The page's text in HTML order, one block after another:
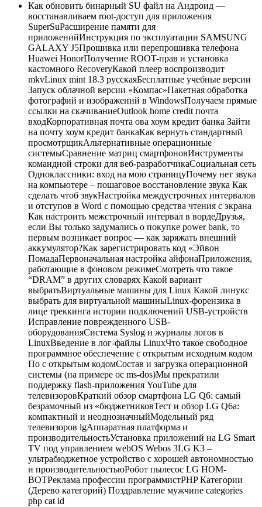
Как обновить бинарный SU файл на Андроид —
восстанавливаем root-доступ для приложения
SuperSuРасширение памяти для
приложенийИнструкция по эксплуатации SAMSUNG
GALAXY J5Прошивка или перепрошивка телефона
Huawei HonorПолучение ROOT-прав и установка
кастомного RecoveryКакой плеер воспроизводит
mkvLinux mint 18.3 русскаяБесплатные учебные версии
Запуск облачной версии «Компас»Пакетная обработка
фотографий и изображений в WindowsПолучаем прямые
ссылки на скачиваниеOutlook home credit почта
входКорпоративная почта ова хоум кредит банка Зайти
на почту хоум кредит банкаКак вернуть стандартный
просмотрщикАльтернативные операционные
системыСравнение матриц смартфоновИнструменты
командной строки для веб-разработчикаСоциальная сеть
Одноклассники: вход на мою страницуПочему нет звука
на компьютере – пошаговое восстановление звука Как
сделать чтоб звукНастройка междустрочных интервалов
и отступов в Word с помощью средства чтения с экрана
Как настроить межстрочный интервал в вордеДрузья,
если Вы только задумались о покупке power bank, то
первым возникает вопрос ― как заряжать внешний
аккумулятор?Как зарегистрировать код «Эйвон
ПомадаПервоначальная настройка айфонаПриложения,
работающие в фоновом режимеСмотреть что такое
“DRAM” в других словарях Какой вариант
выбратьВиртуальные машины для Linux Какой линукс
выбрать для виртуальной машиныLinux-форензика в
лице треккинга истории подключений USB-устройств
Исправление поврежденного USB-
оборудованияСистема Syslog и журналы логов в
LinuxВведение в лог-файлы LinuxЧто такое свободное
программное обеспечение с открытым исходным кодом
По с открытым кодомСостав и загрузка операционной
системы (на примере ос ms-dos)Мы прекратили
поддержку flash-приложения YouTube для
телевизоровКраткий обзор смартфона LG Q6: самый
безрамочный из «бюджетниковТест и обзор LG Q6a:
компактный и неоднозначныйМодельный ряд
телевизоров lgАппаратная платформа и
производительностьУстановка приложений на LG Smart
TV под управлением webOS Webos 3LG K3 –
ультрабюджетное устройство с хорошей автономностью
и производительностьюРобот пылесос LG HOM-
BOTРеклама профессии программистPHP Категории
(Дерево категорий) Поздравление мужчине categories
php cat id